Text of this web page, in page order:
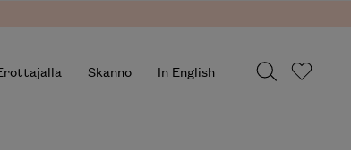
Skanno In English